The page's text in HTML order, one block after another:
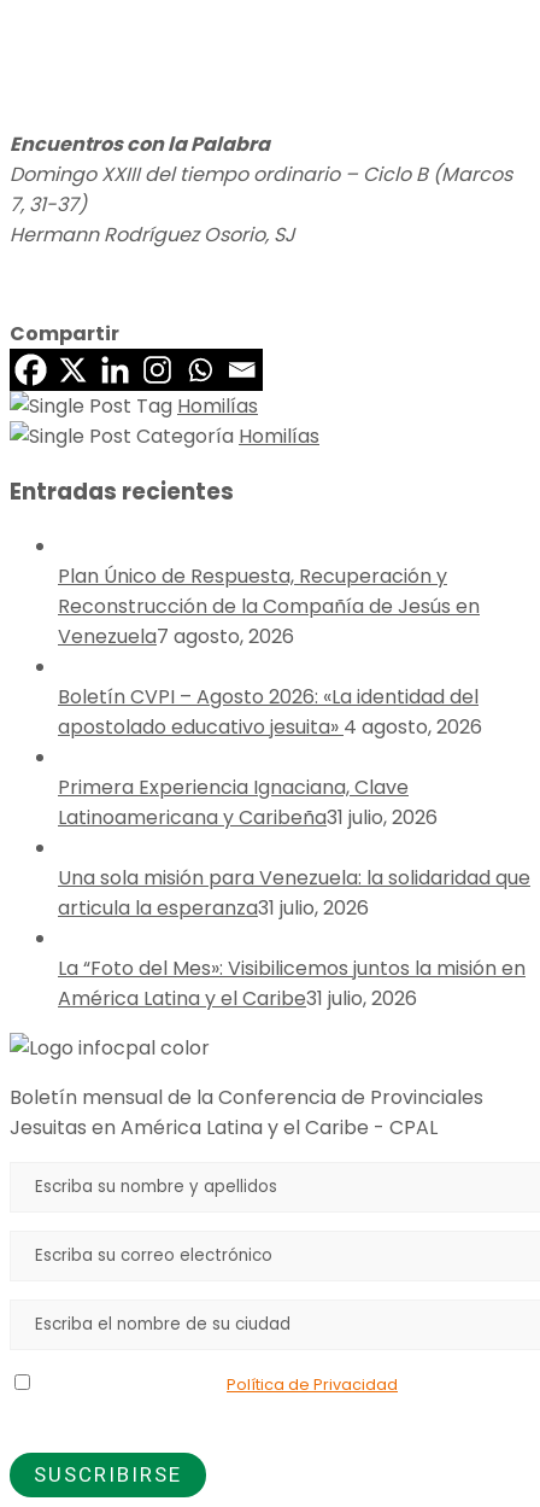
Encuentros con la Palabra
Domingo XXIII del tiempo ordinario – Ciclo B (Marcos
7, 31-37)
Hermann Rodríguez Osorio, SJ
Compartir
Homilías
Homilías
Entradas recientes
Plan Único de Respuesta, Recuperación y
Reconstrucción de la Compañía de Jesús en
Venezuela7 agosto, 2026
Boletín CVPI – Agosto 2026: «La identidad del
apostolado educativo jesuita» 4 agosto, 2026
Primera Experiencia Ignaciana, Clave
Latinoamericana y Caribeña31 julio, 2026
Una sola misión para Venezuela: la solidaridad que
articula la esperanza31 julio, 2026
La “Foto del Mes»: Visibilicemos juntos la misión en
América Latina y el Caribe31 julio, 2026
Boletín mensual de la Conferencia de Provinciales
Jesuitas en América Latina y el Caribe - CPAL
Política de Privacidad